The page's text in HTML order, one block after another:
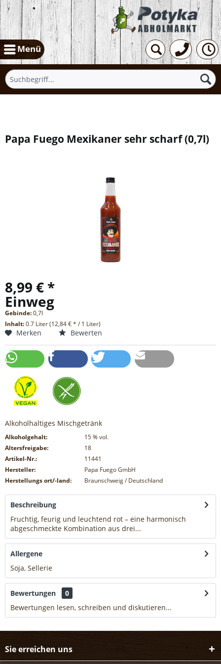
Menü
Papa Fuego Mexikaner sehr scharf(0,7l)
8,99 € *
Einweg
Gebinde:0,7l
Inhalt:0.7 Liter (12,84 € * / 1 Liter)
Merken Bewerten
Alkoholhaltiges Mischgetränk
Alkoholgehalt: 15% vol.
Altersfreigabe:
18
Artikel-Nr.:
11441
Hersteller:
Papa Fuego GmbH
Herstellungs ort/-land:
Braunschweig / Deutschland
Beschreibung
Fruchtig, feurig und leuchtend rot – eine harmonisch
abgeschmeckte Kombination aus drei...
Allergene
Soja, Sellerie
Bewertungen
0
Bewertungen lesen, schreiben und diskutieren...
Sie erreichen uns